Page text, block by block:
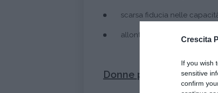
Crescita
If you wish
sensitive
confirm
scarsa fiducia nelle
allontanamento dai
Donne più ansiose